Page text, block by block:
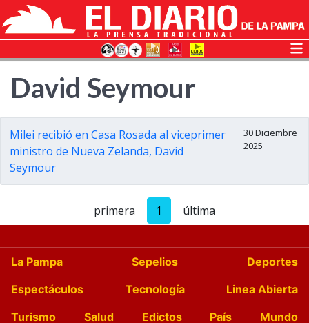
David Seymour
Milei recibió en Casa Rosada al viceprimer
ministro de Nueva Zelanda, David
Seymour
30 Diciembre
2025
primera 1 última
La Pampa Sepelios
Deportes
Espectáculos
Tecnología
Linea Abierta
Turismo
Salud Edictos País
Mundo